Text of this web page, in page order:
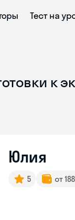
Тест на
к
Юлия
5 от